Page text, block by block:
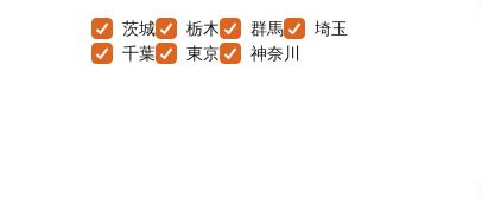
茨城 栃木 群馬
埼玉
千葉
東京 神奈川